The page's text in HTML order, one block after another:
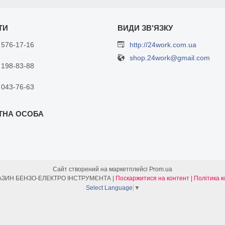
17-16
83-88
76-63
http://24work.com.ua
shop.24work@gmail.com
Сайт створений на маркетплейсі Prom.ua
ІНТЕРНЕТ МАГАЗИН БЕНЗО-ЕЛЕКТРО ІНСТРУМЄНТА | Поскаржитися на контент | Політика
Select Language ▼